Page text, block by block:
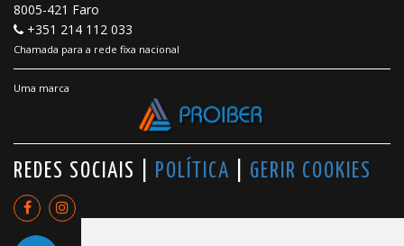
8005-421 Faro
+351 214 112 033
Chamada para a rede fixa nacional
Uma marca
REDES SOCIAIS | POLÍTICA GERIR COOKIES